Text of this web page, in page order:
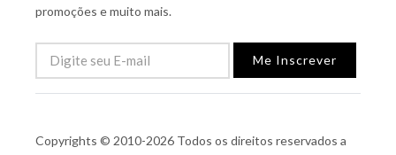
promoções e muito mais.
Me Inscrever
Copyrights © 2010-2026 Todos os direitos reservados a